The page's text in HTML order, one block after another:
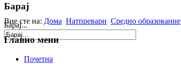
Барај
Барај...
Вие сте на: Дома Натпревари Средно образование
Главно мени
Почетна